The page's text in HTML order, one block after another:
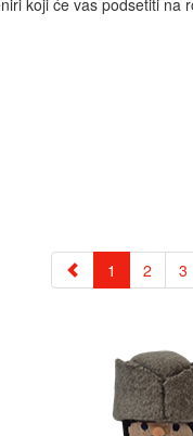
koji će vas podsetiti na
1 2 3